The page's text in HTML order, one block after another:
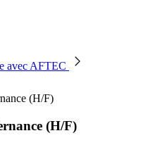
avec AFTEC
(H/F)
(H/F)